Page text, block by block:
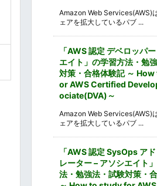
Amazon Web Services(AWS)
ェアを拡大しているパブ ...
「AWS 認定 デベロッパ
エイト」の学習方法・勉
対策・合格体験記 ～
or AWS Certified
ociate(DVA)～
Amazon Web Services(AWS)
ェアを拡大しているパブ ...
「AWS 認定 SysOps ア
レーター – アソシエイト
法・勉強法・試験対策・